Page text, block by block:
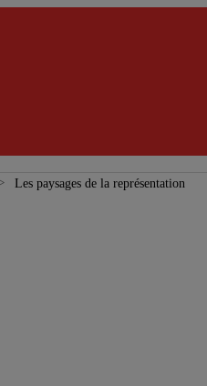
Les paysages de la représentation